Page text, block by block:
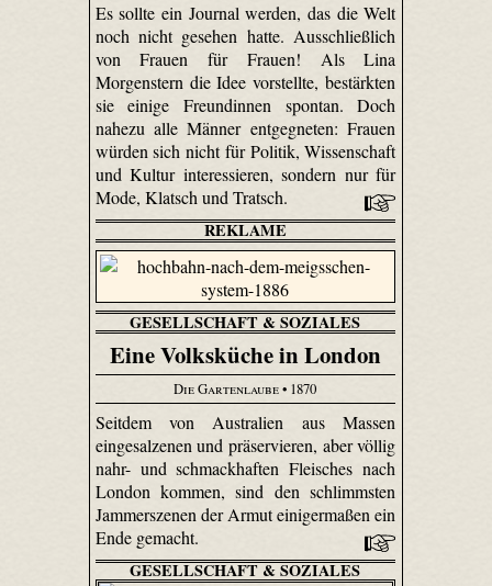
Es sollte ein Journal werden, das die Welt
noch nicht gesehen hatte. Ausschließlich
von Frauen für Frauen! Als Lina
Morgenstern die Idee vorstellte, bestärkten
sie einige Freundinnen spontan. Doch
nahezu alle Männer entgegneten: Frauen
würden sich nicht für Politik, Wissenschaft
und Kultur interessieren, sondern nur für
Mode, Klatsch und Tratsch.
REKLAME
GESELLSCHAFT & SOZIALES
Eine Volksküche in London
Die Gartenlaube• 1870
Seitdem von Australien aus Massen
eingesalzenen und präservieren, aber völlig
nahr- und schmackhaften Fleisches nach
London kommen, sind den schlimmsten
Jammerszenen der Armut einigermaßen ein
Ende gemacht.
GESELLSCHAFT & SOZIALES